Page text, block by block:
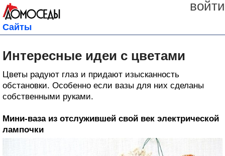
войти
Сайты
Интересные идеи с цветами
Цветы радуют глаз и придают изысканность
обстановки. Особенно если вазы для них сделаны
собственными руками.
Мини-ваза из отслужившей свой век электрической
лампочки